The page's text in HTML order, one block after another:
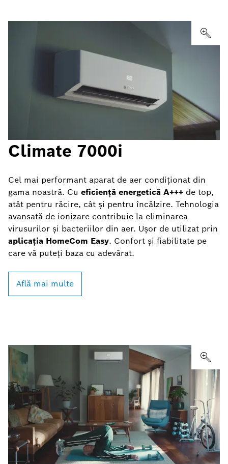
Climate 7000i
Cel mai performant aparat de aer condiționat din
gama noastră. Cu eficiență energetică A+++ de top,
atât pentru răcire, cât și pentru încălzire. Tehnologia
avansată de ionizare contribuie la eliminarea
virusurilor și bacteriilor din aer. Ușor de utilizat prin
aplicația HomeCom Easy. Confort și fiabilitate pe
care vă puteți baza cu adevărat.
Află mai multe